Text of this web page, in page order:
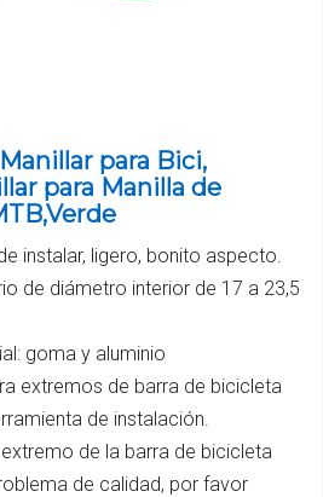
para Bici,
para Manilla de
instalar, ligero, bonito aspecto.
de diámetro interior de 17 a 23,5
goma y aluminio
extremos de barra de bicicleta
de instalación.
de la barra de bicicleta
de calidad, por favor